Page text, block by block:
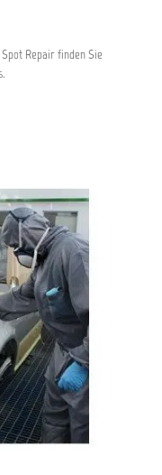
Repair finden Sie